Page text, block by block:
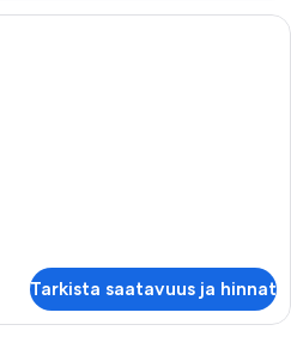
Makuuhuone, jonka seinillä on
Tarkista saatavuus ja hinnat